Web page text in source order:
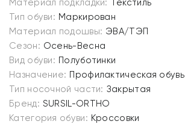
Материал подкладки: Текстиль
Тип обуви: Маркирован
Материал подошвы: ЭВА/ТЭП
Сезон: Осень-Весна
Вид обуви: Полуботинки
Назначение: Профилактическая обувь
Тип носочной части: Закрытая
Бренд: SURSIL-ORTHO
Категория обуви: Кроссовки